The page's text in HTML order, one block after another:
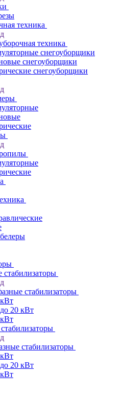
техника
техника
снегоуборщики
снегоуборщики
снегоуборщики
стабилизаторы
20 кВт
стабилизаторы
20 кВт